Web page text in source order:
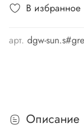
В избранное
арт. dgw-
Описание